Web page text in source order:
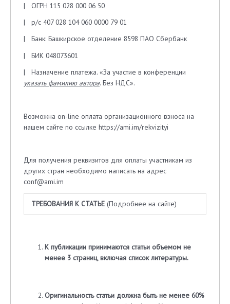
| ОГРН 115 028 000 06 50
| р/с 407 028 104 060 0000 79 01
| Банк: Башкирское отделение 8598 ПАО Сбербанк
| БИК 048073601
| Назначение платежа. «За участие в конференции
указать фамилию автора. Без НДС».
Возможна on-line оплата организационного взноса на
нашем сайте по ссылке https://ami.im/rekvizityi
Для получения реквизитов для оплаты участникам из
других стран необходимо написать на адрес
conf@ami.im
ТРЕБОВАНИЯ К СТАТЬЕ(Подробнее на сайте)
К публикации принимаются статьи объемом не
менее 3 страниц, включая список литературы.
Оригинальность статьи должна быть не менее 60%